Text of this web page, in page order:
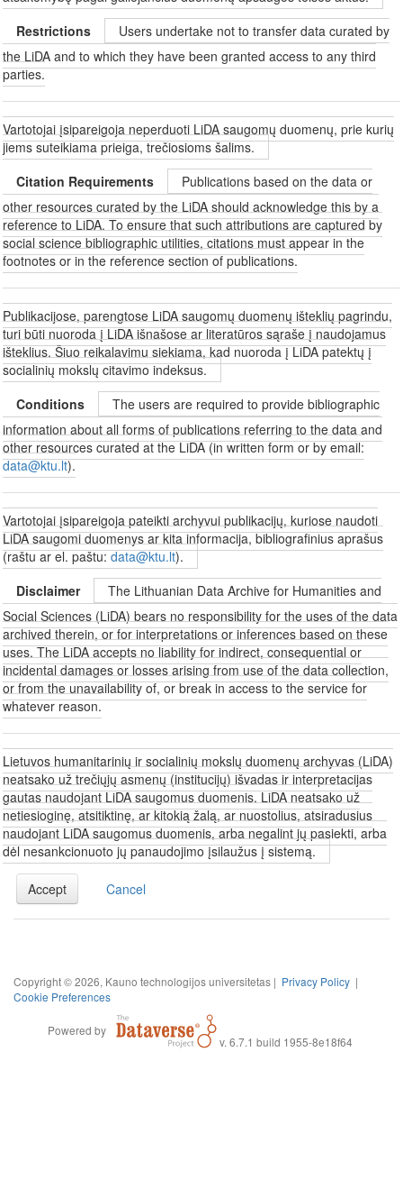
Restrictions
Users undertake not to transfer data curated by
the LiDA and to which they have been granted access to any third
parties.
Vartotojai įsipareigoja neperduoti LiDA saugomų duomenų, prie kurių
jiems suteikiama prieiga, trečiosioms šalims.
Citation Requirements
Publications based on the data or
other resources curated by the LiDA should acknowledge this by a
reference to LiDA. To ensure that such attributions are captured by
social science bibliographic utilities, citations must appear in the
footnotes or in the reference section of publications.
Publikacijose, parengtose LiDA saugomų duomenų išteklių pagrindu,
turi būti nuoroda į LiDA išnašose ar literatūros sąraše į naudojamus
išteklius. Šiuo reikalavimu siekiama, kad nuoroda į LiDA patektų į
socialinių mokslų citavimo indeksus.
Conditions
The users are required to provide bibliographic
information about all forms of publications referring to the data and
other resources curated at the LiDA (in written form or by email:
data@ktu.lt).
Vartotojai įsipareigoja pateikti archyvui publikacijų, kuriose naudoti
LiDA saugomi duomenys ar kita informacija, bibliografinius aprašus
(raštu ar el. paštu:data@ktu.lt).
Disclaimer
The Lithuanian Data Archive for Humanities and
Social Sciences (LiDA) bears no responsibility for the uses of the data
archived therein, or for interpretations or inferences based on these
uses. The LiDA accepts no liability for indirect, consequential or
incidental damages or losses arising from use of the data collection,
or from the unavailability of, or break in access to the service for
whatever reason.
Lietuvos humanitarinių ir socialinių mokslų duomenų archyvas (LiDA)
neatsako už trečiųjų asmenų (institucijų) išvadas ir interpretacijas
gautas naudojant LiDA saugomus duomenis. LiDA neatsako už
netiesioginę, atsitiktinę, ar kitokią žalą, ar nuostolius, atsiradusius
naudojant LiDA saugomus duomenis, arba negalint jų pasiekti, arba
dėl nesankcionuoto jų panaudojimo įsilaužus į sistemą.
Accept Cancel
Copyright © 2026, Kauno technologijos universitetas | Privacy Policy |
Cookie Preferences
Powered by
v. 6.7.1 build 1955-8e18f64